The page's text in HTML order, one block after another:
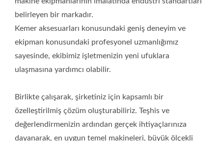
belirleyen bir markadır.
Kemer aksesuarları konusundaki geniş deneyim ve
ekipman konusundaki profesyonel uzmanlığımız
sayesinde, ekibimiz işletmenizin yeni ufuklara
ulaşmasına yardımcı olabilir.
Birlikte çalışarak, şirketiniz için kapsamlı bir
özelleştirilmiş çözüm oluşturabiliriz. Teşhis ve
değerlendirmenizin ardından gerçek ihtiyaçlarınıza
dayanarak, en uygun temel makineleri, büyük ölçekli